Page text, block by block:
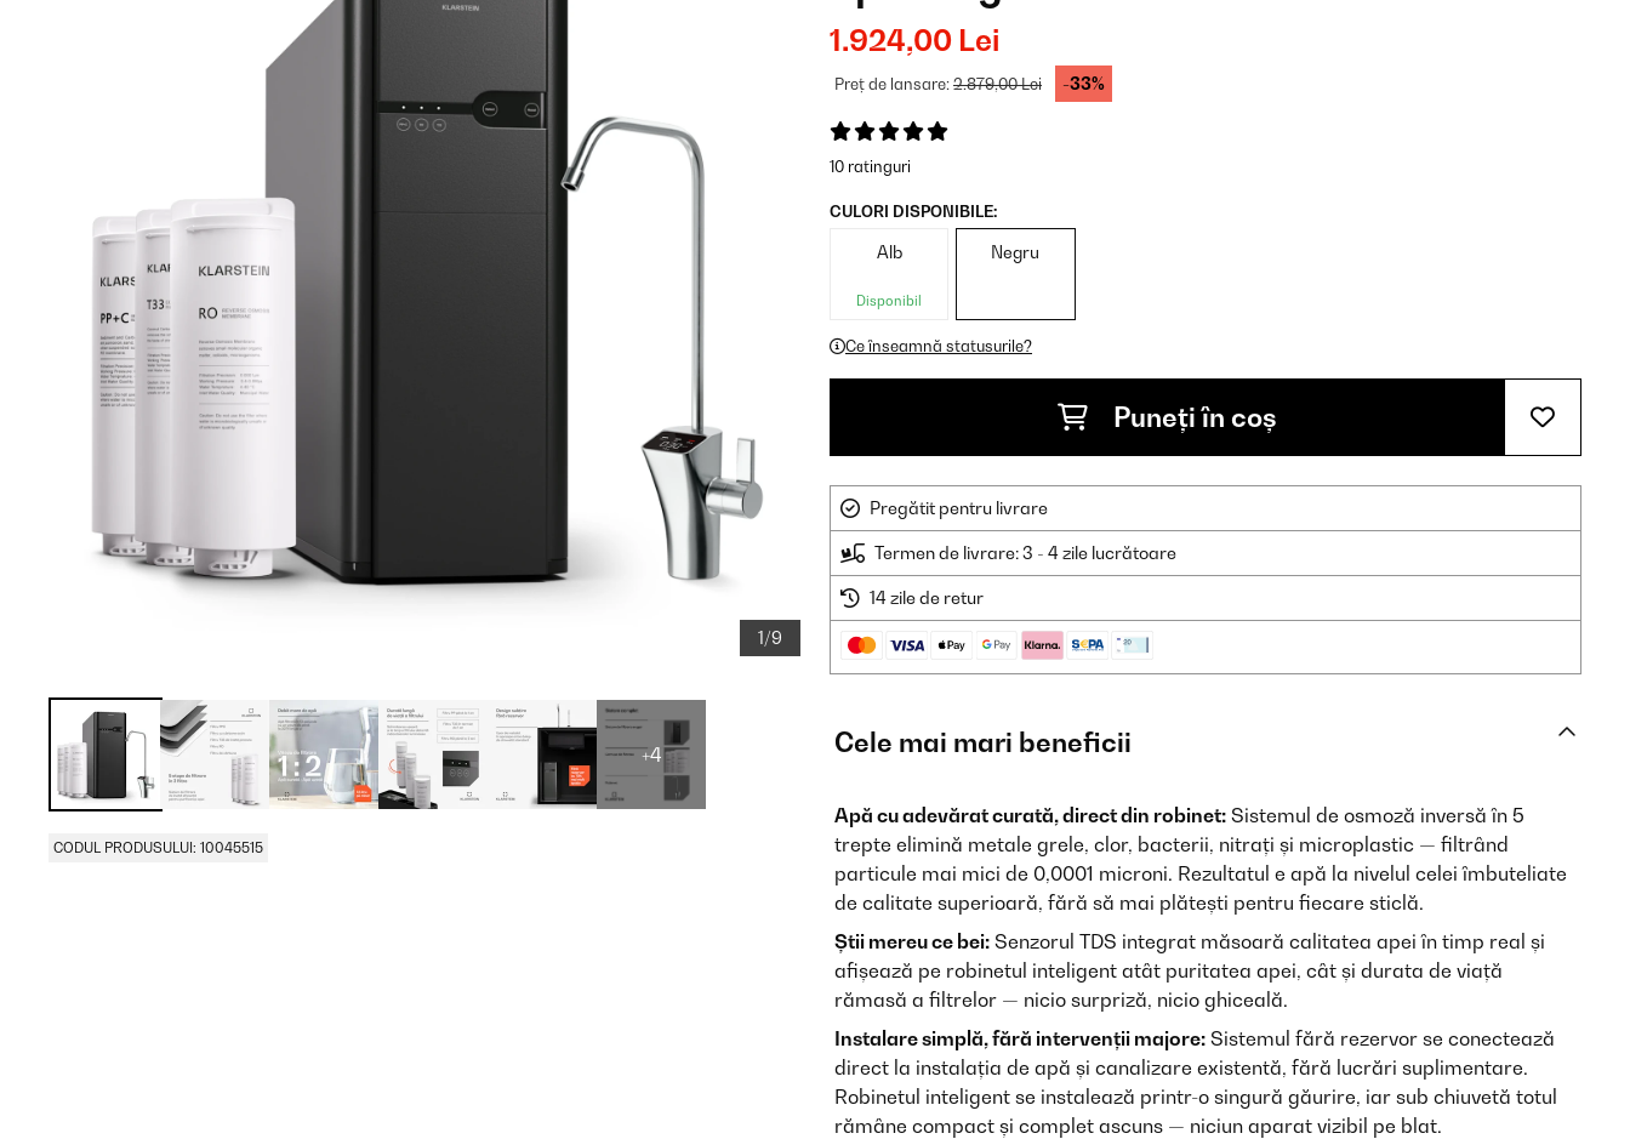
1/9
+4
CODUL PRODUSULUI: 10045515
1.924,00 Lei
Preț de lansare:2.879,00 Lei -33%
10 ratinguri
CULORI DISPONIBILE:
Alb
Disponibil
Negru
Ce înseamnă statusurile?
Puneți în coș
Pregătit pentru livrare
Termen de livrare: 3 - 4 zile lucrătoare
14 zile de retur
Cele mai mari beneficii
Apă cu adevărat curată, direct din robinet: Sistemul de osmoză inversă în 5
trepte elimină metale grele, clor, bacterii, nitrați și microplastic — filtrând
particule mai mici de 0,0001 microni. Rezultatul e apă la nivelul celei îmbuteliate
de calitate superioară, fără să mai plătești pentru fiecare sticlă.
Știi mereu ce bei: Senzorul TDS integrat măsoară calitatea apei în timp real și
afișează pe robinetul inteligent atât puritatea apei, cât și durata de viață
rămasă a filtrelor — nicio surpriză, nicio ghiceală.
Instalare simplă, fără intervenții majore: Sistemul fără rezervor se conectează
direct la instalația de apă și canalizare existentă, fără lucrări suplimentare.
Robinetul inteligent se instalează printr-o singură găurire, iar sub chiuvetă totul
rămâne compact și complet ascuns — niciun aparat vizibil pe blat.